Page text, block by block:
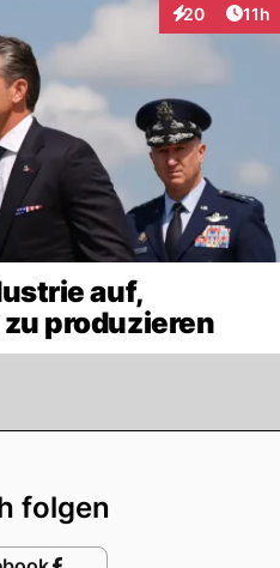
20
Interaktionen
11h
auf,
produzieren
folgen